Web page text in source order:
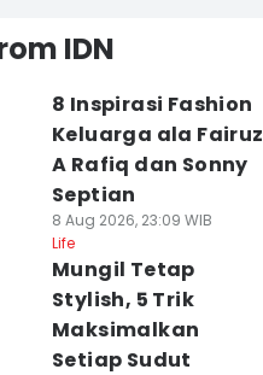
IDN
8 Inspirasi Fashion
Keluarga ala Fairuz
A Rafiq dan Sonny
Septian
8 Aug 2026, 23:09 WIB
Life
Mungil Tetap
Stylish, 5 Trik
Maksimalkan
Setiap Sudut